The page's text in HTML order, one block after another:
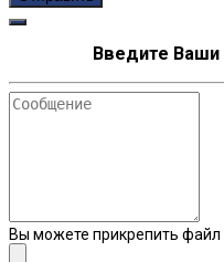
Введите
Сообщение
Вы можете прикрепить файл